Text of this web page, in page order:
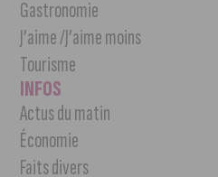
Gastronomie
J’aime /J’aime moins
Tourisme
INFOS
Actus du matin
Économie
Faits divers